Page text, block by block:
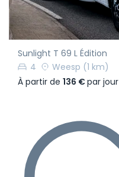
Sunlight T 69 L Édition
4
Weesp (1 km)
À partir de 136 €par jour